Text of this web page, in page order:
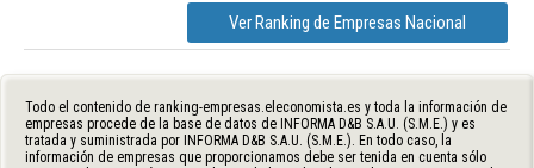
Ver Ranking de Empresas Nacional
Todo el contenido de ranking-empresas.eleconomista.es y toda la información de
empresas procede de la base de datos de INFORMA D&B S.A.U. (S.M.E.) y es
tratada y suministrada por INFORMA D&B S.A.U. (S.M.E.). En todo caso, la
información de empresas que proporcionamos debe ser tenida en cuenta sólo